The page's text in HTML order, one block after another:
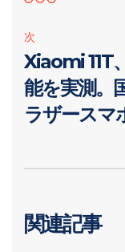
次
Xiaomi 11T
能を実測。
ラザースマ
関連記事